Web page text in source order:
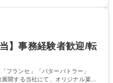
安心して成長できます。 募
◆年休120日◆残業少なめ◆
貢献度をダイレクトに実感で
ワークライフバランスを保
広い経験を活かし、長期的な
戦を全力で応援します。 学
校 高校 語学力： 資格：日商
3級
】事務経験者歓迎/転
フランセ」「バターバトラー」
開する当社にて、オリジナル菓子